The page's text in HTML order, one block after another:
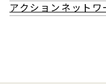
アクションネット